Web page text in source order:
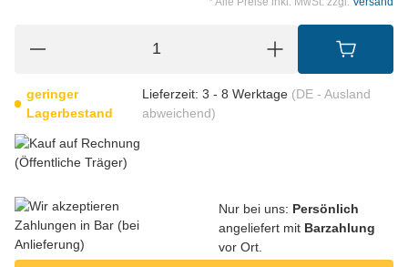
geringer
Lagerbestand
Lieferzeit: 3 - 8 Werktage (DE - Ausland
abweichend)
Nur bei uns: Persönlich
angeliefert mit Barzahlung
vor Ort.